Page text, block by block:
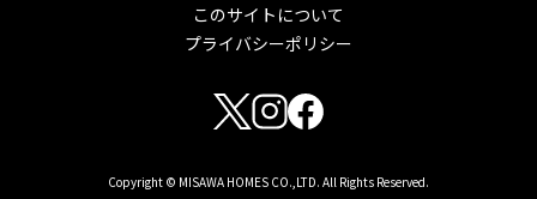
このサイトについて
プライバシーポリシー
Copyright © MISAWA HOMES CO.,LTD. All Rights Reserved.